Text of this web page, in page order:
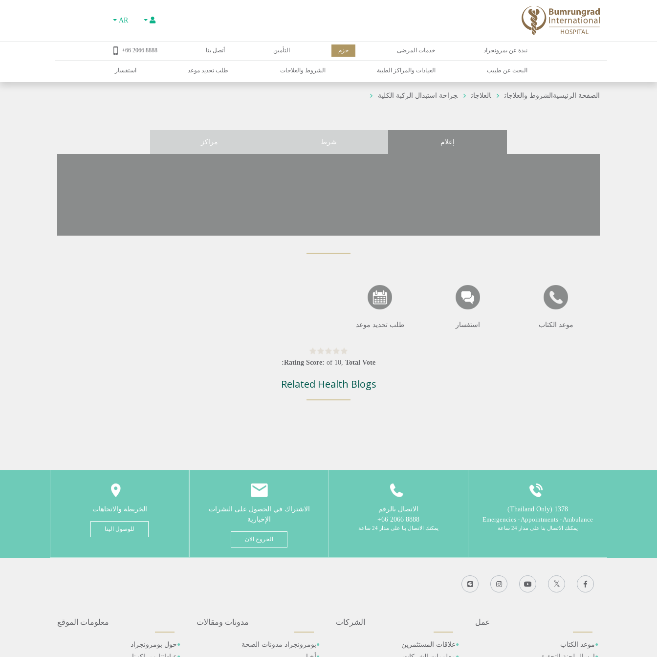
AR
نبذة عن بمرونجراد خدمات المرضى حزم التأمين أتصل بنا 8888 2066 66+
البحث عن طبيب العيادات والمراكز الطبية الشروط والعلاجات طلب تحديد موعد استفسار
الصفحة الرئيسية الشروط والعلاجات العلاجات جراحة استبدال الركبة الكلية
إعلام شرط مراكز
موعد الكتاب استفسار طلب تحديد موعد
Rating Score: of 10 Total Vote:
Related Health Blogs
1378 (Thailand Only)
Emergencies - Appointments - Ambulance
يمكنك الاتصال بنا على مدار 24 ساعة
الاتصال بالرقم
8888 2066 66+
يمكنك الاتصال بنا على مدار 24 ساعة
الاشتراك في الحصول على النشرات
الإخبارية
الخروج الان
الخريطة والاتجاهات
للوصول الينا
عمل
موعد الكتاب
الشركات
علاقات المستثمرين
مدونات ومقالات
بومرونجراد مدونات الصحة
معلومات الموقع
حول بومرونجراد